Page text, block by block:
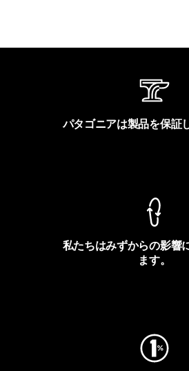
パタゴニアは製品を保証
私たちはみずからの影響
ます。